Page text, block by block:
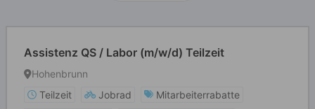
Assistenz QS / Labor (m/w/d) Teilzeit
Hohenbrunn
Teilzeit
Jobrad
Mitarbeiterrabatte